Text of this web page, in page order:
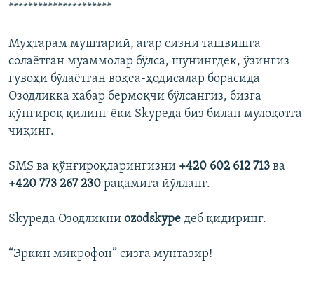
*********************
Муҳтарам муштарий, агар сизни ташвишга
солаётган муаммолар бўлса, шунингдек, ўзингиз
гувоҳи бўлаётган воқеа-ҳодисалар борасида
Озодликка хабар бермоқчи бўлсангиз, бизга
қўнғироқ қилинг ëки Skypeда биз билан мулоқотга
чиқинг.
SMS ва қўнғироқларингизни +420 602 612 713 ва
+420 773 267 230 рақамига йўлланг.
Skypeда Озодликни оzodskype деб қидиринг.
“Эркин микрофон” сизга мунтазир!